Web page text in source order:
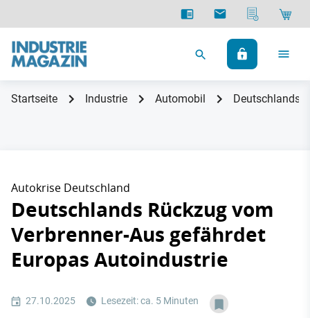
Startseite Industrie Automobil Deutschlands
Autokrise Deutschland
Deutschlands Rückzug vom
Verbrenner-Aus gefährdet
Europas Autoindustrie
27.10.2025 Lesezeit: ca. 5 Minuten